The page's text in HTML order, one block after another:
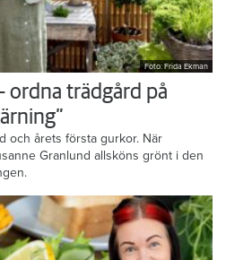
Foto: Frida Ekman
ordna trädgård på
och årets första gurkor. När
Granlund allsköns grönt i den